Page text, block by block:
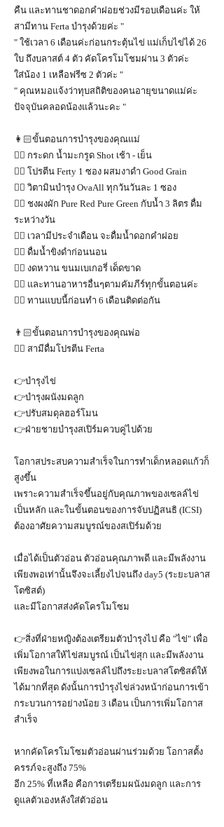
คืน และทานชาดอกคำฝอยช่วงมีรอบเดือนค่ะ ให้
สามีทาน Ferta บำรุงด้วยค่ะ "
" ใช้เวลา 6 เดือนค่ะก่อนกระตุ้นไข่ แม่เก็บไข่ได้ 26
ใบ ถึงบลาสต์ 4 ตัว คัดโครโมโชมผ่าน 3 ตัวค่ะ
ใส่น้อง 1 เหลือฟรีซ 2 ตัวค่ะ "
" คุณหมอแจ้งว่าทุบสถิติของคนอายุขนาดแม่ค่ะ
ปัจจุบันคลอดน้องแล้วนะคะ "
👩🏻ขั้นตอนการบำรุงของคุณแม่
👉🏻 กระดก น้ำมะกรูด Shot เช้า - เย็น
👉🏻 โปรตีน Ferty 1 ซอง ผสมงาดำ Good Grain
👉🏻 วิตามินบำรุง OvaAll ทุกวันวันละ 1 ซอง
👉🏻 ชงผงผัก Pure Red Pure Green กับน้ำ 3 ลิตร ดื่ม
ระหว่างวัน
👉🏻 เวลามีประจำเดือน จะดื่มน้ำดอกคำฝอย
👉🏻 ดื่มน้ำขิงดำก่อนนอน
👉🏻 งดหวาน ขนมเบเกอรี่ เด็ดขาด
👉🏻 และทานอาหารอื่นๆตามคัมภีร์ทุกขั้นตอนค่ะ
👉🏻 ทานแบบนี้ก่อนทำ 6 เดือนติดต่อกัน
👨🏻ขั้นตอนการบำรุงของคุณพ่อ
👉🏻 สามีดื่มโปรตีน Ferta
👉บำรุงไข่
👉บำรุงผนังมดลูก
👉ปรับสมดุลฮอร์โมน
👉ฝ่ายชายบำรุงสเปิร์มควบคู่ไปด้วย
โอกาสประสบความสำเร็จในการทำเด็กหลอดแก้วก็
สูงขึ้น
เพราะความสำเร็จขึ้นอยู่กับคุณภาพของเซลล์ไข่
เป็นหลัก และในขั้นตอนของการจับปฏิสนธิ (ICSI)
ต้องอาศัยความสมบูรณ์ของสเปิร์มด้วย
เมื่อได้เป็นตัวอ่อน ตัวอ่อนคุณภาพดี และมีพลังงาน
เพียงพอเท่านั้นจึงจะเลี้ยงไปจนถึง day5 (ระยะบลาส
โตซิสต์)
และมีโอกาสส่งคัดโครโมโซม
👉สิ่งที่ฝ่ายหญิงต้องเตรียมตัวบำรุงไป คือ "ไข่" เพื่อ
เพิ่มโอกาสให้ไข่สมบูรณ์ เป็นไข่สุก และมีพลังงาน
เพียงพอในการแบ่งเซลล์ไปถึงระยะบลาสโตซิสต์ให้
ได้มากที่สุด ดังนั้นการบำรุงไข่ล่วงหน้าก่อนการเข้า
กระบวนการอย่างน้อย 3 เดือน เป็นการเพิ่มโอกาส
สำเร็จ
หากคัดโครโมโซมตัวอ่อนผ่านร่วมด้วย โอกาสตั้ง
ครรภ์จะสูงถึง 75%
อีก 25% ที่เหลือ คือการเตรียมผนังมดลูก และการ
ดูแลตัวเองหลังใส่ตัวอ่อน